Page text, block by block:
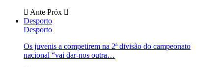
Ante Próx
Desporto
Desporto
Os juvenis a competirem na 2ª divisão do campeonato
nacional “vai dar-nos outra…